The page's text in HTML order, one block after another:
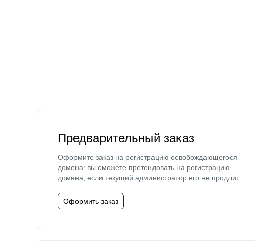
Предварительный заказ
Оформите заказ на регистрацию освобождающегося
домена: вы сможете претендовать на регистрацию
домена, если текущий администратор его не продлит.
Оформить заказ